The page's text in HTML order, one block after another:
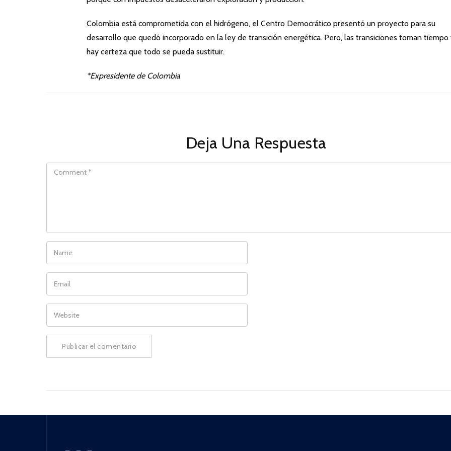
Colombia está comprometida con el hidrógeno, el Centro Democrático presentó un proyecto para su
desarrollo que quedó incorporado en la ley de transición energética. Pero, las transiciones toman tiempo
hay certeza que todo se pueda sustituir.
*Expresidente de Colombia
Deja Una Respuesta
COMMENT
NAME
EMAIL
WEBSITE